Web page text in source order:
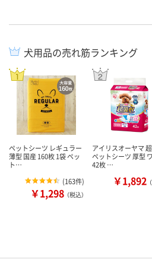
犬用品の売れ筋ランキング
ペットシーツ レギュラー
薄型 国産 160枚 1袋 ペッ
ト…
(163件)
￥1,298 （税込）
アイリスオーヤマ
ペットシーツ 厚型
42枚 …
￥1,892